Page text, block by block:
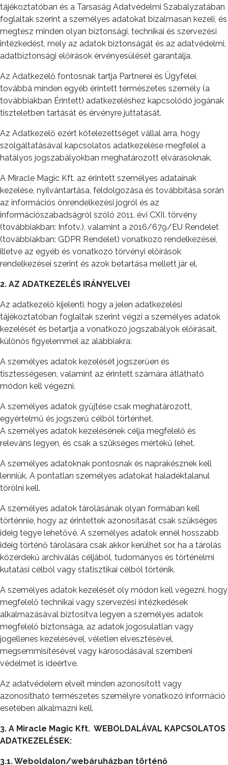
tájékoztatóban és a Társaság Adatvédelmi Szabályzatában
foglaltak szerint a személyes adatokat bizalmasan kezeli, és
megtesz minden olyan biztonsági, technikai és szervezési
intézkedést, mely az adatok biztonságát és az adatvédelmi,
adatbiztonsági előírások érvényesülését garantálja.
Az Adatkezelő fontosnak tartja Partnerei és Ügyfelei,
továbbá minden egyéb érintett természetes személy (a
továbbiakban Érintett) adatkezeléshez kapcsolódó jogának
tiszteletben tartását és érvényre juttatását.
Az Adatkezelő ezért kötelezettséget vállal arra, hogy
szolgáltatásával kapcsolatos adatkezelése megfelel a
hatályos jogszabályokban meghatározott elvárásoknak.
A Miracle Magic Kft. az érintett személyes adatainak
kezelése, nyilvántartása, feldolgozása és továbbítása során
az információs önrendelkezési jogról és az
információszabadságról szóló 2011. évi CXII. törvény
(továbbiakban: Infotv.), valamint a 2016/679/EU Rendelet
(továbbiakban: GDPR Rendelet) vonatkozó rendelkezései,
illetve az egyéb és vonatkozó törvényi előírások
rendelkezései szerint és azok betartása mellett jár el.
2. AZ ADATKEZELÉS IRÁNYELVEI
Az adatkezelő kijelenti, hogy a jelen adatkezelési
tájékoztatóban foglaltak szerint végzi a személyes adatok
kezelését és betartja a vonatkozó jogszabályok előírásait,
különös figyelemmel az alábbiakra:
A személyes adatok kezelését jogszerűen és
tisztességesen, valamint az érintett számára átlátható
módon kell végezni.
A személyes adatok gyűjtése csak meghatározott,
egyértelmű és jogszerű célból történhet.
A személyes adatok kezelésének célja megfelelő és
releváns legyen, és csak a szükséges mértékű lehet.
A személyes adatoknak pontosnak és naprakésznek kell
lenniük. A pontatlan személyes adatokat haladéktalanul
törölni kell.
A személyes adatok tárolásának olyan formában kell
történnie, hogy az érintettek azonosítását csak szükséges
ideig tegye lehetővé. A személyes adatok ennél hosszabb
ideig történő tárolására csak akkor kerülhet sor, ha a tárolás
közérdekű archiválás céljából, tudományos és történelmi
kutatási célból vagy statisztikai célból történik.
A személyes adatok kezelését oly módon kell végezni, hogy
megfelelő technikai vagy szervezési intézkedések
alkalmazásával biztosítva legyen a személyes adatok
megfelelő biztonsága, az adatok jogosulatlan vagy
jogellenes kezelésével, véletlen elvesztésével,
megsemmisítésével vagy károsodásával szembeni
védelmet is ideértve.
Az adatvédelem elveit minden azonosított vagy
azonosítható természetes személyre vonatkozó információ
esetében alkalmazni kell.
3. A Miracle Magic Kft. WEBOLDALÁVAL KAPCSOLATOS
ADATKEZELÉSEK:
3.1. Weboldalon/webáruházban történő